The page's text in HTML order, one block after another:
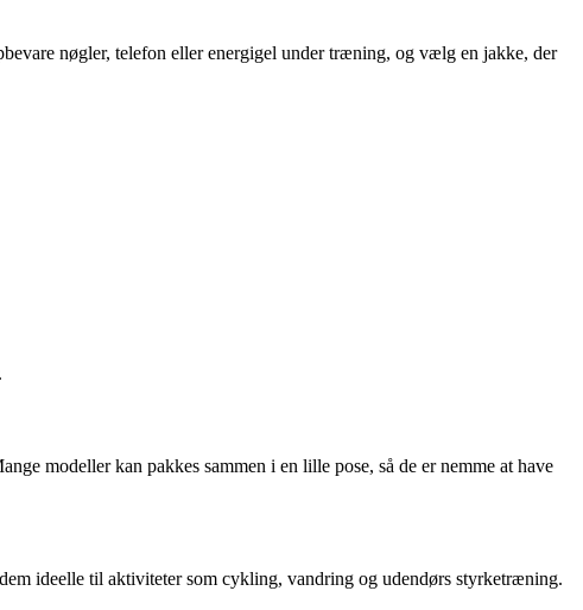
nøgler, telefon eller energigel under træning, og vælg en jakke, der
modeller kan pakkes sammen i en lille pose, så de er nemme at have
ideelle til aktiviteter som cykling, vandring og udendørs styrketræning.